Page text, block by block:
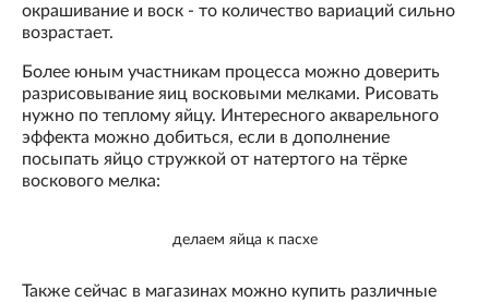
окрашивание и воск - то количество вариаций сильно
возрастает.
Более юным участникам процесса можно доверить
разрисовывание яиц восковыми мелками. Рисовать
нужно по теплому яйцу. Интересного акварельного
эффекта можно добиться, если в дополнение
посыпать яйцо стружкой от натертого на тёрке
воскового мелка:
делаем яйца к пасхе
Также сейчас в магазинах можно купить различные